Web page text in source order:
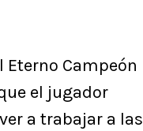
Eterno Campeón
el jugador
a trabajar a las